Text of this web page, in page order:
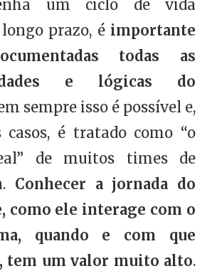
um ciclo de vida
prazo, é importante
todas as
e lógicas do
sempre isso é possível e,
é tratado como “o
de muitos times de
Conhecer a jornada do
como ele interage com o
quando e com que
tem um valor muito alto.